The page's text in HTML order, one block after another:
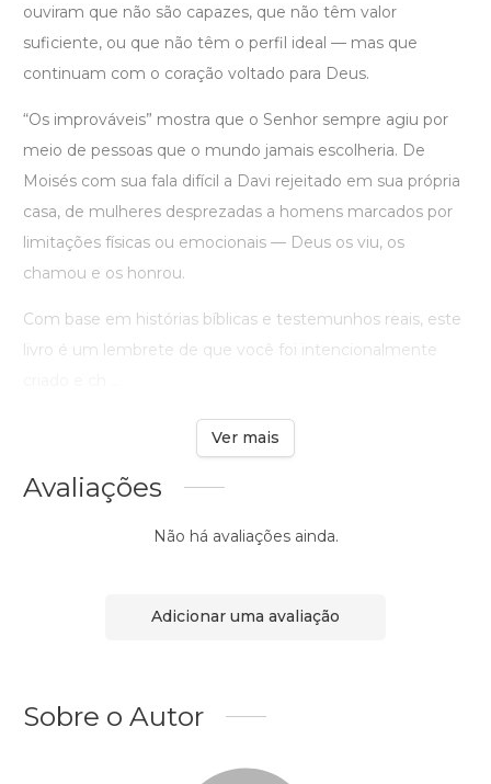
ouviram que não são capazes, que não têm valor
suficiente, ou que não têm o perfil ideal — mas que
continuam com o coração voltado para Deus.
“Os improváveis” mostra que o Senhor sempre agiu por
meio de pessoas que o mundo jamais escolheria. De
Moisés com sua fala difícil a Davi rejeitado em sua própria
casa, de mulheres desprezadas a homens marcados por
limitações físicas ou emocionais — Deus os viu, os
chamou e os honrou.
Com base em histórias bíblicas e testemunhos reais, este
livro é um lembrete de que você foi intencionalmente
Ver mais
Avaliações
Não há avaliações ainda.
Adicionar uma avaliação
Sobre o Autor